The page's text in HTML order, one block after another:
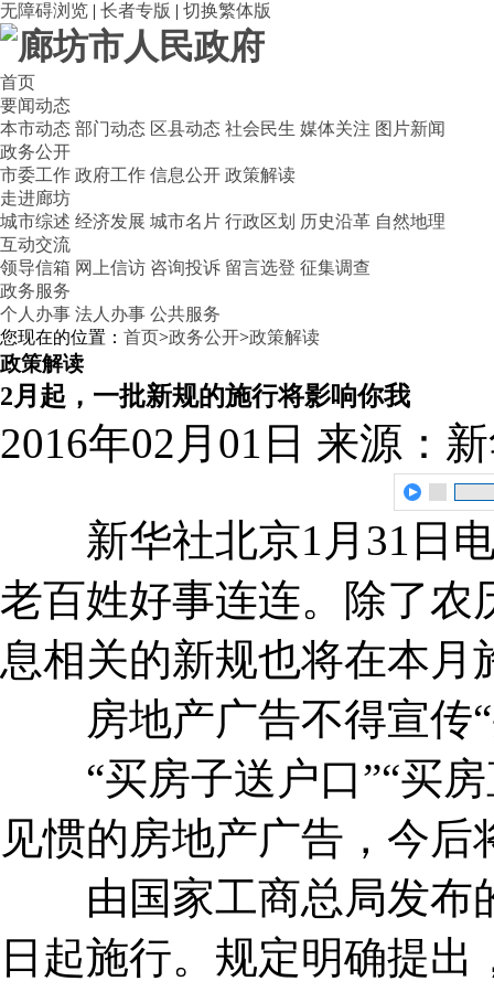
无障碍浏览 | 长者专版 | 切换繁体版
首页
要闻动态
本市动态 部门动态 区县动态 社会民生 媒体关注 图片新闻
政务公开
市委工作 政府工作 信息公开 政策解读
走进廊坊
城市综述 经济发展 城市名片 行政区划 历史沿革 自然地理
互动交流
领导信箱 网上信访 咨询投诉 留言选登 征集调查
政务服务
个人办事 法人办事 公共服务
您现在的位置： 首页>政务公开>政策解读
政策解读
2月起，一批新规的施行将影响你我
2016年02月01日 来源：
新华社北京1月31日电
老百姓好事连连。除了农
息相关的新规也将在本月
房地产广告不得宣传“
“买房子送户口”“买房
见惯的房地产广告，今后
由国家工商总局发布
日起施行。规定明确提